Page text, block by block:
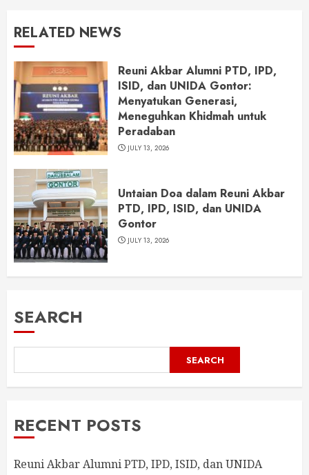
RELATED NEWS
Reuni Akbar Alumni PTD, IPD,
ISID, dan UNIDA Gontor:
Menyatukan Generasi,
Meneguhkan Khidmah untuk
Peradaban
JULY 13, 2026
Untaian Doa dalam Reuni Akbar
PTD, IPD, ISID, dan UNIDA
Gontor
JULY 13, 2026
SEARCH
SEARCH
RECENT POSTS
Reuni Akbar Alumni PTD, IPD, ISID, dan UNIDA